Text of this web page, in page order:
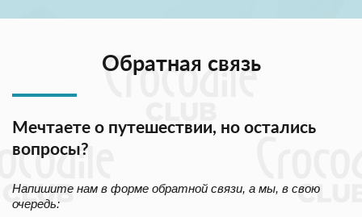
Обратная связь
Мечтаете о путешествии, но остались
вопросы?
Напишите нам в форме обратной связи, а мы, в свою
очередь: